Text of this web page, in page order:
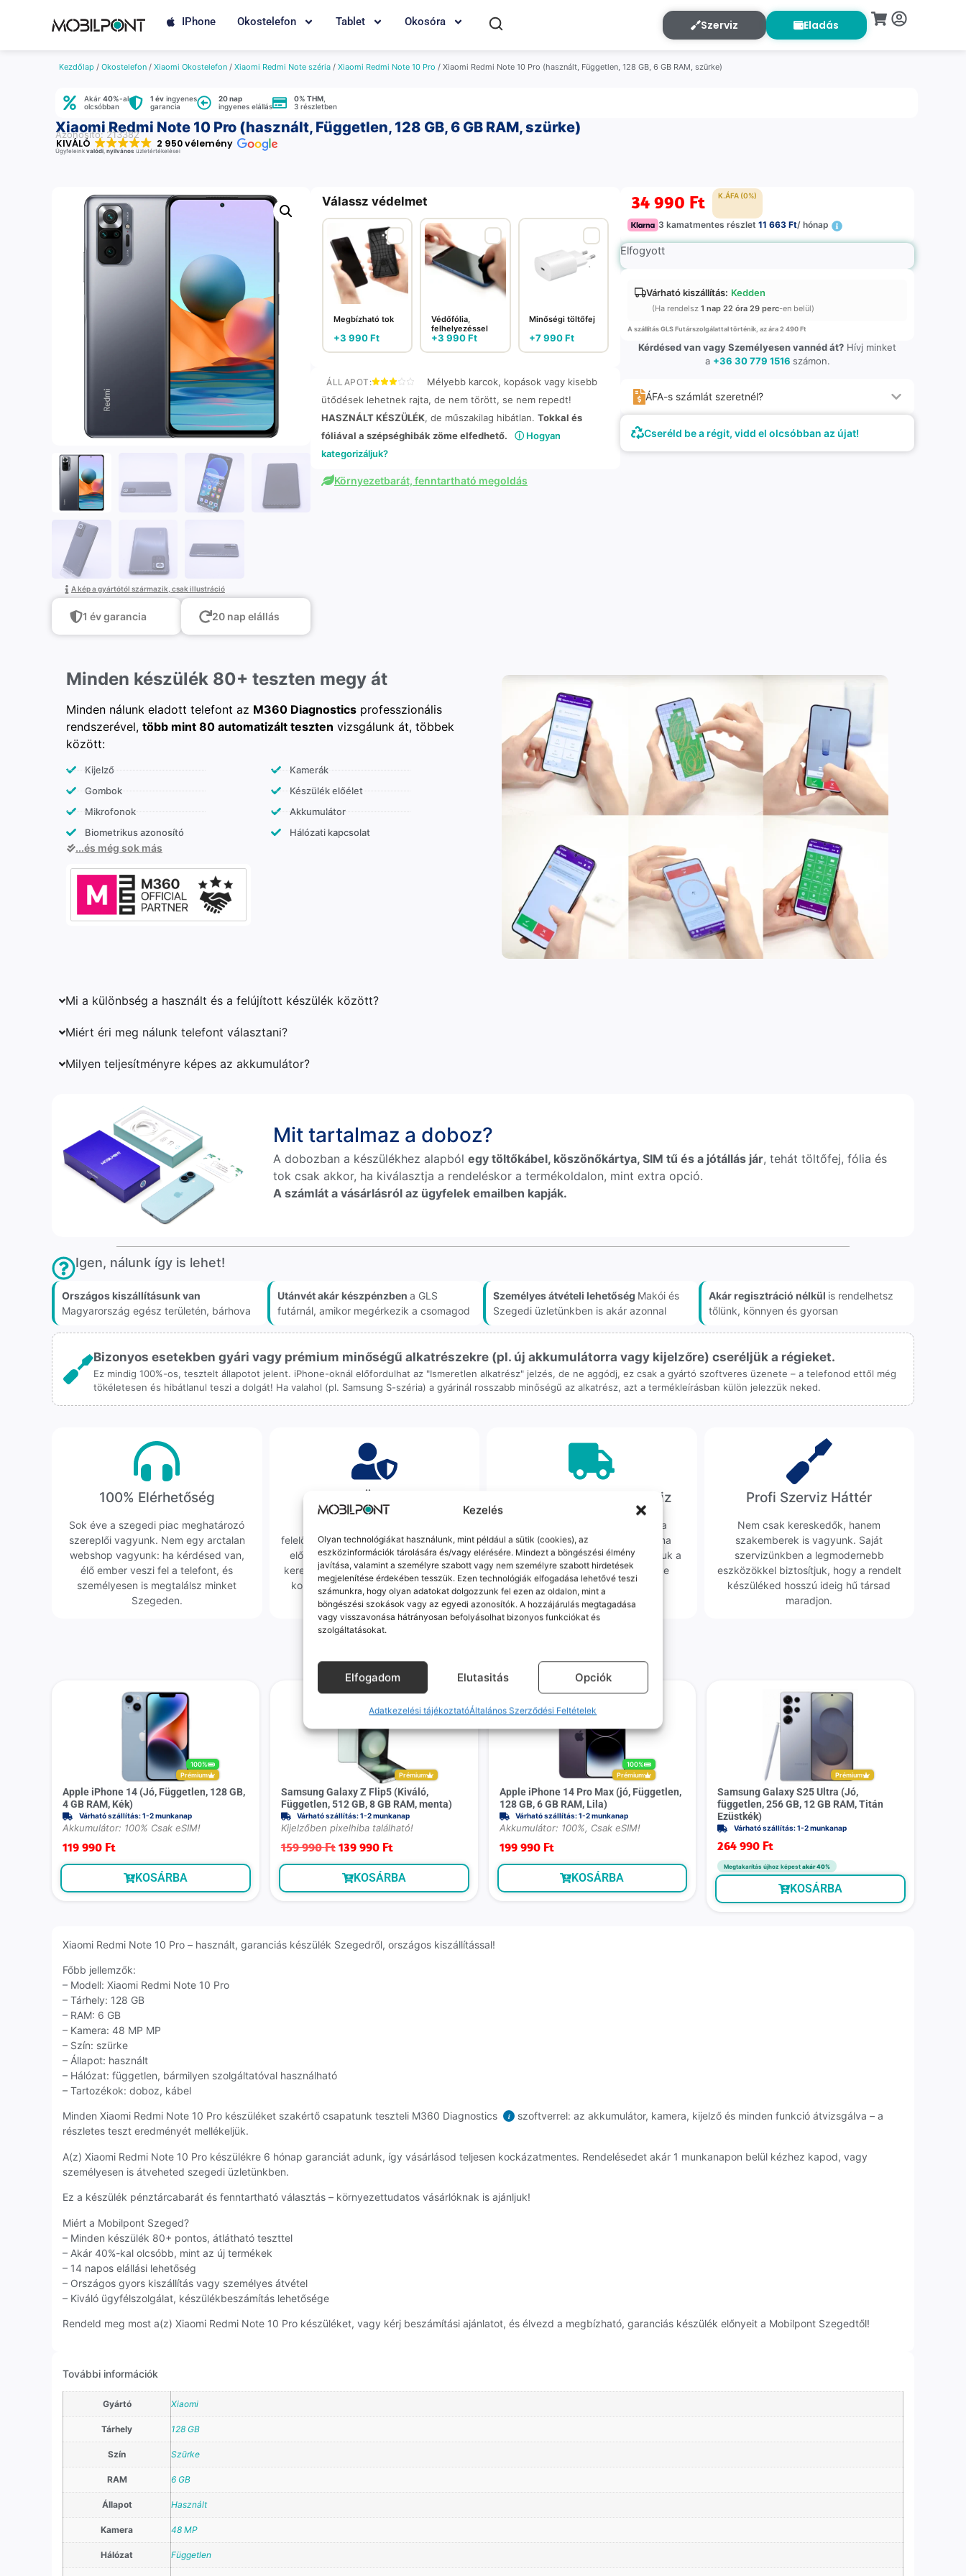
Kezelés
Olyan technológiákat használunk, mint például a sütik (cookies), az
eszközinformációk tárolására és/vagy elérésére. Mindezt a böngészési élmény
javítása, valamint a személyre szabott vagy nem személyre szabott hirdetések
megjelenítése érdekében tesszük. Ezen technológiák elfogadása lehetővé teszi
számunkra, hogy olyan adatokat dolgozzunk fel ezen az oldalon, mint a
böngészési szokások vagy az egyedi azonosítók. A hozzájárulás megtagadása
vagy visszavonása hátrányosan befolyásolhat bizonyos funkciókat és
szolgáltatásokat.
Elfogadom Elutasitás Opciók
Adatkezelési tájékoztatóÁltalános Szerződési Feltételek
IPhone Okostelefon Tablet Okosóra Szerviz Eladás
Kezdőlap / Okostelefon / Xiaomi Okostelefon / Xiaomi Redmi Note széria / Xiaomi Redmi Note 10 Pro / Xiaomi Redmi Note 10 Pro (használt, Független, 128 GB, 6 GB RAM, szürke)
Akár 40%-al
olcsóbban
1 év ingyenes
garancia
20 nap
ingyenes elállás
0% THM
3 részletben
Xiaomi Redmi Note 10 Pro (használt, Független, 128 GB, 6 GB RAM, szürke)
Azonosító: 213382
KIVÁLÓ 2 950 vélemény
Ügyfeleink valódi, nyilvános üzletértékelései
A kép a gyártótól származik, csak illustráció
1 év garancia 20 nap elállás
Válassz védelmet
Megbízható tok
+3 990Ft
Védőfólia,
felhelyezéssel
+3 990Ft
Minőségi töltőfej
+7 990Ft
ÁLLAPOT:
Mélyebb karcok, kopások vagy kisebb
ütődések lehetnek rajta, de nem törött, se nem repedt!
HASZNÁLT KÉSZÜLÉK, de műszakilag hibátlan. Tokkal és
fóliával a szépséghibák zöme elfedhető.
ⓘ Hogyan
kategorizáljuk?
Környezetbarát, fenntartható megoldás
34 990 Ft K.ÁFA (0%)
3 kamatmentes részlet11 663 Ft/ hónap
Elfogyott
Várható kiszállítás: Kedden
(Ha rendelsz1 nap 22 óra 29 perc-en belül)
A szállítás GLS Futárszolgálattal történik, az ára 2 490 Ft
Kérdésed van vagy Személyesen vannéd át? Hívj minket
a +36 30 779 1516 számon.
ÁFA-s számlát szeretnél?
Cseréld be a régit, vidd el olcsóbban az újat!
Minden készülék 80+ teszten megy át
Minden nálunk eladott telefont az M360 Diagnostics professzionális
rendszerével, több mint 80 automatizált teszten vizsgálunk át, többek
között:
Kijelző
Gombok
Mikrofonok
Biometrikus azonosító
Kamerák
Készülék előélet
Akkumulátor
Hálózati kapcsolat
...és még sok más
Mi a különbség a használt és a felújított készülék között?
Miért éri meg nálunk telefont választani?
Milyen teljesítményre képes az akkumulátor?
Mit tartalmaz a doboz?
A dobozban a készülékhez alapbólegy töltőkábel, köszönőkártya, SIM tű és a jótállás jár, tehát töltőfej, fólia és
tok csak akkor, ha kiválasztja a rendeléskor a termékoldalon, mint extra opció.
A számlát a vásárlásról az ügyfelek emailben kapják.
Igen, nálunk így is lehet!
Országos kiszállításunk van
Magyarország egész területén, bárhova
Utánvét akár készpénzben a GLS
futárnál, amikor megérkezik a csomagod
Személyes átvételi lehetőség Makói és
Szegedi üzletünkben is akár azonnal
Akár regisztráció nélkül is rendelhetsz
tőlünk, könnyen és gyorsan
Bizonyos esetekben gyári vagy prémium minőségű alkatrészekre (pl. új akkumulátorra vagy kijelzőre) cseréljük a régieket.
Ez mindig 100%-os, tesztelt állapotot jelent. iPhone-oknál előfordulhat az "Ismeretlen alkatrész" jelzés, de ne aggódj, ez csak a gyártó szoftveres üzenete – a telefonod ettől még
tökéletesen és hibátlanul teszi a dolgát! Ha valahol (pl. Samsung S-széria) a gyárinál rosszabb minőségű az alkatrész, azt a termékleírásban külön jelezzük neked.
100% Elérhetőség
Sok éve a szegedi piac meghatározó
szereplői vagyunk. Nem egy arctalan
webshop vagyunk: ha kérdésed van,
élő ember veszi fel a telefont, és
személyesen is megtalálsz minket
Szegeden.
felelősségvállalás nálunk alap. Ha ritkán
előfordul egy hiba, nem kifogásokat
keresünk, hanem megoldást. Szakértő
kollégáink azonnal kézbe veszik az
ügyedet.
Ingyenes Futár & Szerviz
Ha messze laksz, mi megyünk a
készülékért. Garanciális probléma
esetén küldjük a futárt, bevizsgáljuk a
telefont, és javítva vagy cserélve
küldjük vissza – neked ez 0 Ft
költséggel jár.
Profi Szerviz Háttér
Nem csak kereskedők, hanem
szakemberek is vagyunk. Saját
szervizünkben a legmodernebb
eszközökkel biztosítjuk, hogy a rendelt
készüléked hosszú ideig hű társad
maradjon.
Mások ezeket is megnézték
100%
Prémium
Apple iPhone 14 (Jó, Független, 128 GB,
4 GB RAM, Kék)
Várható szállítás: 1-2 munkanap
Akkumulátor: 100% Csak eSIM!
119 990 Ft
KOSÁRBA
20 000 Ft
Prémium
Samsung Galaxy Z Flip5 (Kiváló,
Független, 512 GB, 8 GB RAM, menta)
Várható szállítás: 1-2 munkanap
Kijelzőben pixelhiba található!
159 990Ft139 990 Ft
KOSÁRBA
100%
Prémium
Apple iPhone 14 Pro Max (jó, Független,
128 GB, 6 GB RAM, Lila)
Várható szállítás: 1-2 munkanap
Akkumulátor: 100%, Csak eSIM!
199 990 Ft
KOSÁRBA
Prémium
Samsung Galaxy S25 Ultra (Jó,
független, 256 GB, 12 GB RAM, Titán
Ezüstkék)
Várható szállítás: 1-2 munkanap
264 990 Ft
Megtakarítás újhoz képestakár 40%
KOSÁRBA
Xiaomi Redmi Note 10 Pro – használt, garanciás készülék Szegedről, országos kiszállítással!
Főbb jellemzők:
– Modell: Xiaomi Redmi Note 10 Pro
– Tárhely: 128 GB
– RAM: 6 GB
– Kamera: 48 MP MP
– Szín: szürke
– Állapot: használt
– Hálózat: független, bármilyen szolgáltatóval használható
– Tartozékok: doboz, kábel
Minden Xiaomi Redmi Note 10 Pro készüléket szakértő csapatunk teszteli M360 Diagnostics i
szoftverrel: az akkumulátor, kamera, kijelző és minden funkció átvizsgálva – a
részletes teszt eredményét mellékeljük.
A(z) Xiaomi Redmi Note 10 Pro készülékre 6 hónap garanciát adunk, így vásárlásod teljesen kockázatmentes. Rendelésedet akár 1 munkanapon belül kézhez kapod, vagy
személyesen is átveheted szegedi üzletünkben.
Ez a készülék pénztárcabarát és fenntartható választás – környezettudatos vásárlóknak is ajánljuk!
Miért a Mobilpont Szeged?
– Minden készülék 80+ pontos, átlátható teszttel
– Akár 40%-kal olcsóbb, mint az új termékek
– 14 napos elállási lehetőség
– Országos gyors kiszállítás vagy személyes átvétel
– Kiváló ügyfélszolgálat, készülékbeszámítás lehetősége
Rendeld meg most a(z) Xiaomi Redmi Note 10 Pro készüléket, vagy kérj beszámítási ajánlatot, és élvezd a megbízható, garanciás készülék előnyeit a Mobilpont Szegedtől!
További információk
Gyártó Xiaomi
Tárhely 128 GB
Szín Szürke
RAM 6 GB
Állapot Használt
Kamera 48 MP
Hálózat Független